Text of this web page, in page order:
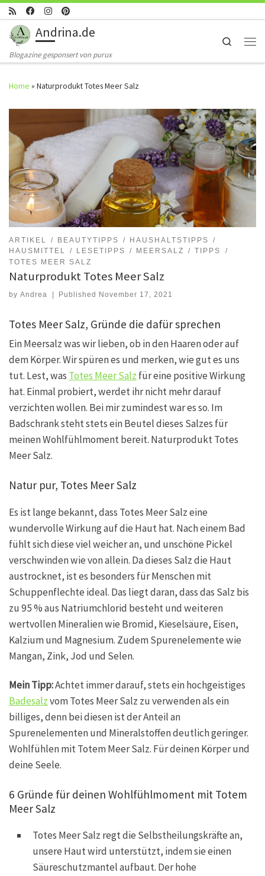
Skip to content
Andrina.de
Blogazine gesponsert von purux
Search
Home » Naturprodukt Totes Meer Salz
ARTIKEL BEAUTYTIPPS
HAUSHALTSTIPPS
HAUSMITTEL
LESETIPPS MEERSALZ
TIPPS
TOTES MEER SALZ
Naturprodukt Totes Meer Salz
by Andrea | Published November 17, 2021
Totes Meer Salz, Gründe die dafür sprechen
Ein Meersalz was wir lieben, ob in den Haaren oder auf
dem Körper. Wir spüren es und merken, wie gut es uns
tut. Lest, was Totes Meer Salz für eine positive Wirkung
hat. Einmal probiert, werdet ihr nicht mehr darauf
verzichten wollen. Bei mir zumindest war es so. Im
Badschrank steht stets ein Beutel dieses Salzes für
meinen Wohlfühlmoment bereit. Naturprodukt Totes
Meer Salz.
Natur pur, Totes Meer Salz
Es ist lange bekannt, dass Totes Meer Salz eine
wundervolle Wirkung auf die Haut hat. Nach einem Bad
fühlt sich diese viel weicher an, und unschöne Pickel
verschwinden wie von allein. Da dieses Salz die Haut
austrocknet, ist es besonders für Menschen mit
Schuppenflechte ideal. Das liegt daran, dass das Salz bis
zu 95 % aus Natriumchlorid besteht und weiteren
wertvollen Mineralien wie Bromid, Kieselsäure, Eisen,
Kalzium und Magnesium. Zudem Spurenelemente wie
Mangan, Zink, Jod und Selen.
Mein Tipp:Achtet immer darauf, stets ein hochgeistiges
Badesalzvom Totes Meer Salz zu verwenden als ein
billiges, denn bei diesen ist der Anteil an
Spurenelementen und Mineralstoffen deutlich geringer.
Wohlfühlen mit Totem Meer Salz. Für deinen Körper und
deine Seele.
6 Gründe für deinen Wohlfühlmoment mit Totem
Meer Salz
Totes Meer Salz regt die Selbstheilungskräfte an,
unsere Haut wird unterstützt, indem sie einen
Säureschutzmantel aufbaut. Der hohe